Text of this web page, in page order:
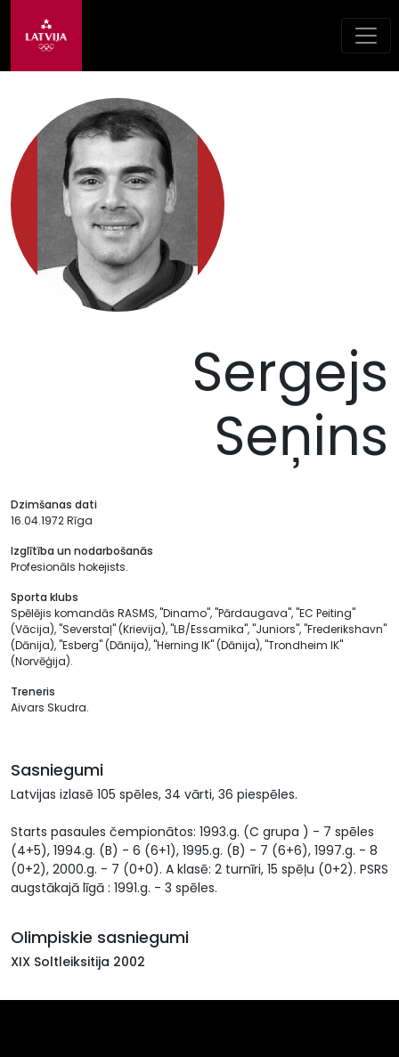
Sergejs
Seņins
Dzimšanas dati
16.04.1972 Rīga
Izglītība un nodarbošanās
Profesionāls hokejists.
Sporta klubs
Spēlējis komandās RASMS, "Dinamo", "Pārdaugava", "EC Peiting"
(Vācija), "Severstaļ" (Krievija), "LB/Essamika", "Juniors", "Frederikshavn"
(Dānija), "Esberg" (Dānija), "Herning IK" (Dānija), "Trondheim IK"
(Norvēģija).
Treneris
Aivars Skudra.
Sasniegumi
Latvijas izlasē 105 spēles, 34 vārti, 36 piespēles.
Starts pasaules čempionātos: 1993.g. (C grupa ) - 7 spēles
(4+5), 1994.g. (B) - 6 (6+1), 1995.g. (B) - 7 (6+6), 1997.g. - 8
(0+2), 2000.g. - 7 (0+0). A klasē: 2 turnīri, 15 spēļu (0+2). PSRS
augstākajā līgā : 1991.g. - 3 spēles.
Olimpiskie sasniegumi
XIX Soltleiksitija 2002